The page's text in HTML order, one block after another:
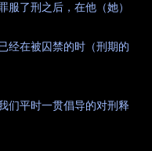
了刑之后，在他（她）
经在被囚禁的时（刑期的
们平时一贯倡导的对刑释